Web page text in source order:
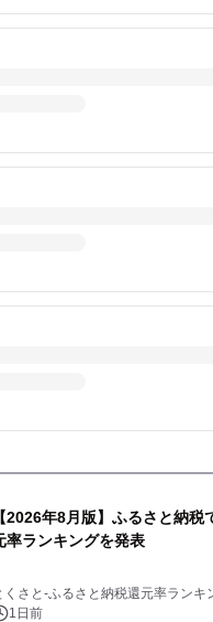
【2026年8月版】ふるさと納
率ランキングを発表
くさと-ふるさと納税還元率ランキ
1日前